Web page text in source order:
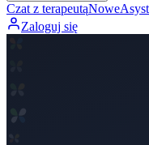
Czat z terapeutąNowe
Zaloguj się